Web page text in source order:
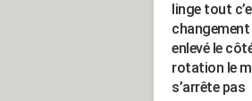
linge tout
enlevé le
rotation le
s’arrête pas